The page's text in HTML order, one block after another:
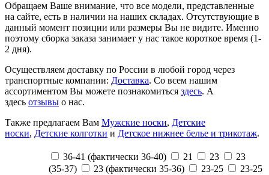
Обращаем Ваше внимание, что все модели, представленные
на сайте, есть в наличии на наших складах. Отсутствующие в
данный момент позиции или размеры Вы не видите. Именно
поэтому сборка заказа занимает у нас такое короткое время (1-
2 дня).
Осуществляем доставку по России в любой город через
транспортные компании: Доставка. Со всем нашим
ассортиментом Вы можете познакомиться здесь. А
здесь отзывы о нас.
Также предлагаем Вам Мужские носки, Детские
носки, Детские колготки и Детское нижнее белье и трикотаж.
36-41 (фактически 36-40) 21 23
23
(35-37)
23 (фактически 35-36) 23-25
23-25